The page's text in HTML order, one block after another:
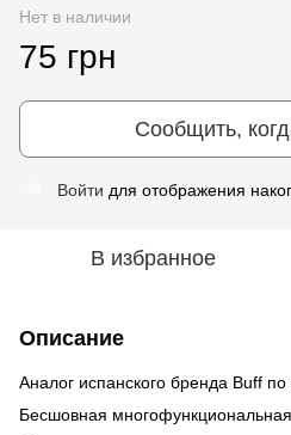
Нет в наличии
75 грн
Сообщить,
Войти для отображения
В избранное
Описание
Аналог испанского бренда Buff
Бесшовная